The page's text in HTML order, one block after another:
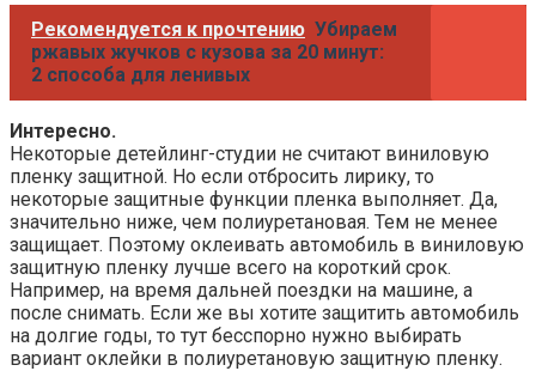
Рекомендуется к прочтению Убираем
ржавых жучков с кузова за 20 минут:
2 способа для ленивых
Интересно.
Некоторые детейлинг-студии не считают виниловую
пленку защитной. Но если отбросить лирику, то
некоторые защитные функции пленка выполняет. Да,
значительно ниже, чем полиуретановая. Тем не менее
защищает. Поэтому оклеивать автомобиль в виниловую
защитную пленку лучше всего на короткий срок.
Например, на время дальней поездки на машине, а
после снимать. Если же вы хотите защитить автомобиль
на долгие годы, то тут бесспорно нужно выбирать
вариант оклейки в полиуретановую защитную пленку.